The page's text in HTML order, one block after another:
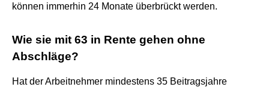
können immerhin 24 Monate überbrückt werden.
Wie sie mit 63 in Rente gehen ohne
Abschläge?
Hat der Arbeitnehmer mindestens 35 Beitragsjahre